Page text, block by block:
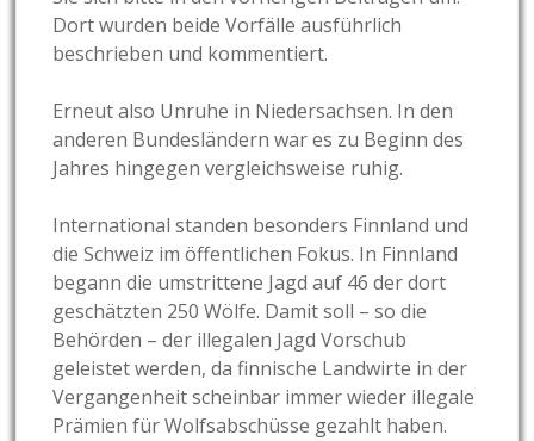
Dort wurden beide Vorfälle ausführlich
beschrieben und kommentiert.
Erneut also Unruhe in Niedersachsen. In den
anderen Bundesländern war es zu Beginn des
Jahres hingegen vergleichsweise ruhig.
International standen besonders Finnland und
die Schweiz im öffentlichen Fokus. In Finnland
begann die umstrittene Jagd auf 46 der dort
geschätzten 250 Wölfe. Damit soll – so die
Behörden – der illegalen Jagd Vorschub
geleistet werden, da finnische Landwirte in der
Vergangenheit scheinbar immer wieder illegale
Prämien für Wolfsabschüsse gezahlt haben.